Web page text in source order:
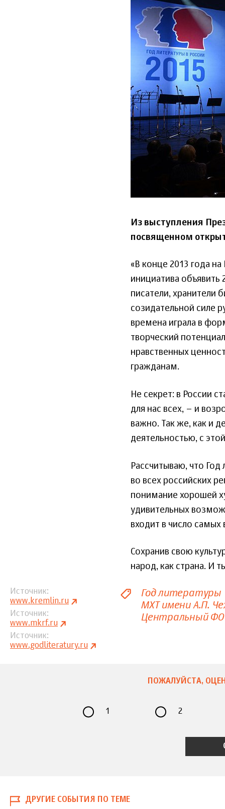
Из выступления
посвященном
«В конце 2013 года
инициатива объявить
писатели, хранители
созидательной силе
времена играла в
творческий
нравственных
гражданам.
Не секрет: в России
для нас всех, – и
важно. Так же, как и
деятельностью, с
Рассчитываю, что
во всех российских
понимание хорошей
удивительных
входит в число
Сохранив свою
народ, как страна. И
Источник
www.kremlin.ru
Источник
www.mkrf.ru
Источник
www.godliteratury.ru
Год литературы
МХТ имени А.П.
Центральный ФО
ПОЖАЛУЙСТА,
1 2
ДРУГИЕ СОБЫТИЯ ПО ТЕМЕ